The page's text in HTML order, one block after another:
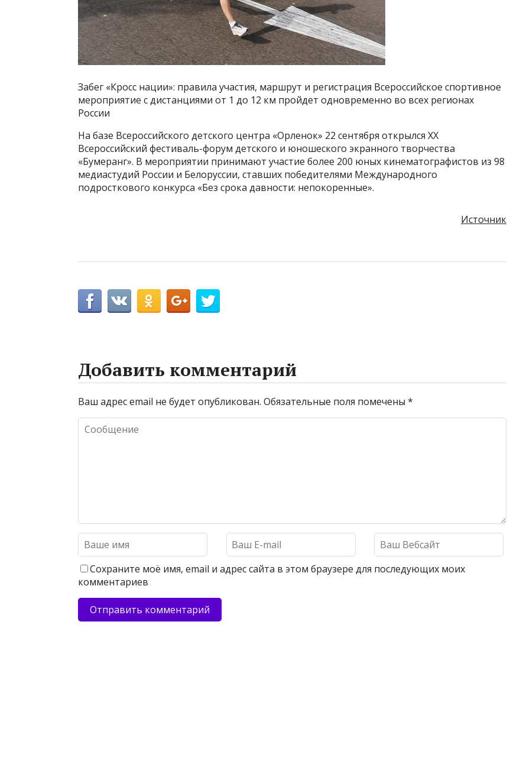
Забег «Кросс нации»: правила участия, маршрут и регистрация Всероссийское спортивное
мероприятие с дистанциями от 1 до 12 км пройдет одновременно во всех регионах
России
На базе Всероссийского детского центра «Орленок» 22 сентября открылся XX
Всероссийский фестиваль-форум детского и юношеского экранного творчества
«Бумеранг». В мероприятии принимают участие более 200 юных кинематографистов из 98
медиастудий России и Белоруссии, ставших победителями Международного
подросткового конкурса «Без срока давности: непокоренные».
Источник
Добавить комментарий
Ваш адрес email не будет опубликован. Обязательные поля помечены *
Сохраните моё имя, email и адрес сайта в этом браузере для последующих моих
комментариев